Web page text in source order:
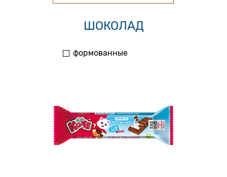
ШОКОЛАД
формованные